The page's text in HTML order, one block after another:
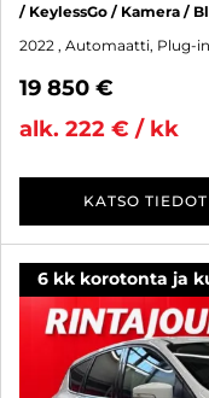
/ KeylessGo / Kamera /
2022 , Automaatti, Plug-
19 850 €
alk. 222 € / kk
KATSO TIEDOT
6 kk korotonta ja